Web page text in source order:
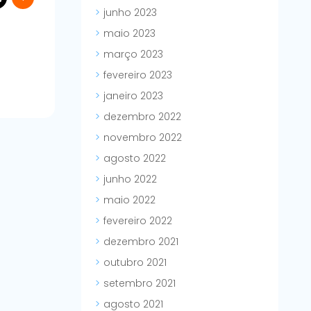
junho 2023
maio 2023
março 2023
fevereiro 2023
janeiro 2023
dezembro 2022
novembro 2022
agosto 2022
junho 2022
maio 2022
fevereiro 2022
dezembro 2021
outubro 2021
setembro 2021
agosto 2021